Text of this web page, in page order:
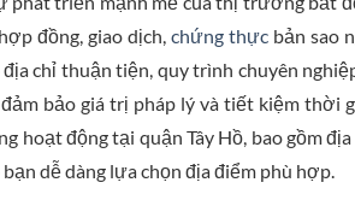
đồng, giao dịch, chứng thựcbản sao
chỉ thuận tiện, quy trình chuyên
bảo giá trị pháp lý và tiết kiệm thời
hoạt động tại quận Tây Hồ, bao gồm địa
dễ dàng lựa chọn địa điểm phù hợp.